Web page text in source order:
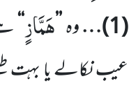
(
1
)…وہ’’هَمَّازٍ‘‘
عیب نکالے یا بہت